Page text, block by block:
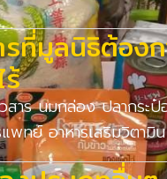
รที่มูลนิธิต้อง
สาร นมกล่อง ปลากระ
พทย์ อาหารเสริมวิตามิน